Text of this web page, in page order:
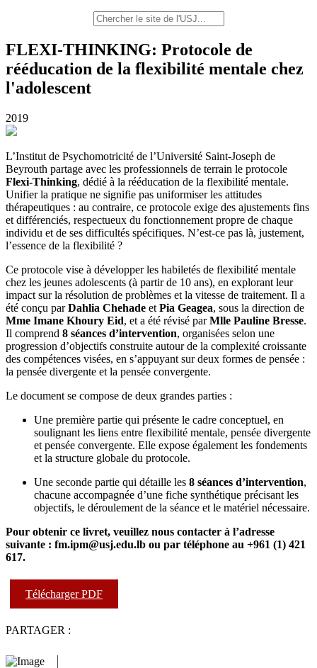
FLEXI-THINKING: Protocole de
rééducation de la flexibilité mentale chez
l'adolescent
2019
L’Institut de Psychomotricité de l’Université Saint-Joseph de
Beyrouth partage avec les professionnels de terrain le protocole
Flexi-Thinking, dédié à la rééducation de la flexibilité mentale.
Unifier la pratique ne signifie pas uniformiser les attitudes
thérapeutiques : au contraire, ce protocole exige des ajustements fins
et différenciés, respectueux du fonctionnement propre de chaque
individu et de ses difficultés spécifiques. N’est-ce pas là, justement,
l’essence de la flexibilité ?
Ce protocole vise à développer les habiletés de flexibilité mentale
chez les jeunes adolescents (à partir de 10 ans), en explorant leur
impact sur la résolution de problèmes et la vitesse de traitement. Il a
été conçu parDahlia Chehade et Pia Geagea, sous la direction de
Mme Imane Khoury Eid, et a été révisé parMlle Pauline Bresse.
Il comprend 8 séances d’intervention, organisées selon une
progression d’objectifs construite autour de la complexité croissante
des compétences visées, en s’appuyant sur deux formes de pensée :
la pensée divergente et la pensée convergente.
Le document se compose de deux grandes parties :
Une première partie qui présente le cadre conceptuel, en
soulignant les liens entre flexibilité mentale, pensée divergente
et pensée convergente. Elle expose également les fondements
et la structure globale du protocole.
Une seconde partie qui détaille les 8 séances d’intervention,
chacune accompagnée d’une fiche synthétique précisant les
objectifs, le déroulement de la séance et le matériel nécessaire.
Pour obtenir ce livret, veuillez nous contacter à l’adresse
suivante : fm.ipm@usj.edu.lb ou par téléphone au +961 (1) 421
617.
Télécharger PDF
PARTAGER :